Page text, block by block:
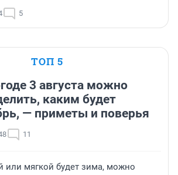
5
ТОП 5
3 августа можно
каким будет
— приметы и поверья
11
или мягкой будет зима, можно